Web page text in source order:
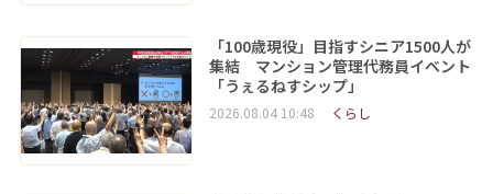
「100歳現役」目指すシニア1500人が
集結 マンション管理代務員イベント
「うぇるねすシップ」
2026.08.04 10:48 くらし